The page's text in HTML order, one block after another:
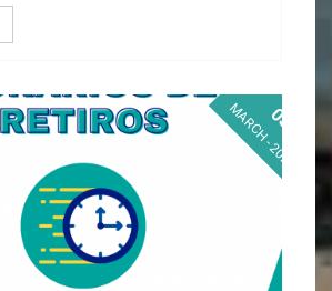
03
MARCH - 2026